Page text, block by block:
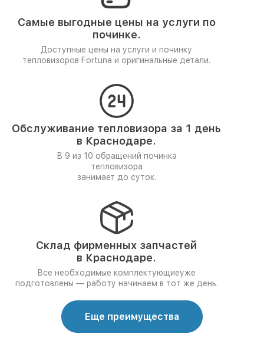
Самые выгодные цены на услуги по
починке.
Доступные цены на услуги и починку
тепловизоров Fortuna и оригинальные детали.
Обслуживание тепловизора за 1 день
в Краснодаре.
В 9 из 10 обращений починка
тепловизора
занимает до суток.
Склад фирменных запчастей
в Краснодаре.
Все необходимые комплектующиеуже
подготовлены — работу начинаем в тот же день.
Еще преимущества